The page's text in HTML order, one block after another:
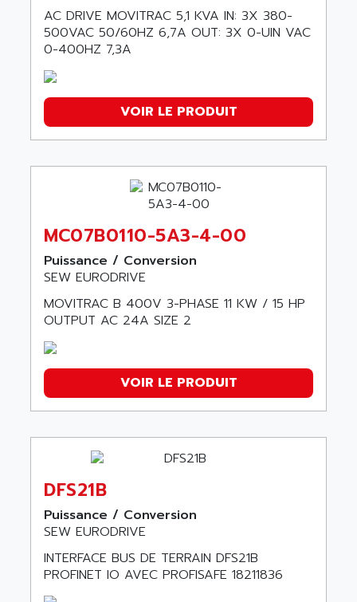
AC DRIVE MOVITRAC 5,1 KVA IN: 3X 380-
500VAC 50/60HZ 6,7A OUT: 3X 0-UIN VAC
0-400HZ 7,3A
VOIR LE PRODUIT
MC07B0110-5A3-4-00
Puissance / Conversion
SEW EURODRIVE
MOVITRAC B 400V 3-PHASE 11 KW / 15 HP
OUTPUT AC 24A SIZE 2
VOIR LE PRODUIT
DFS21B
Puissance / Conversion
SEW EURODRIVE
INTERFACE BUS DE TERRAIN DFS21B
PROFINET IO AVEC PROFISAFE 18211836